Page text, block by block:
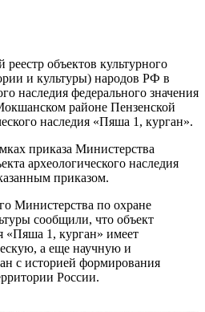
объектов культурного
и культуры) народов РФ в
наследия федерального значения
районе Пензенской
наследия «Пяша 1, курган».
приказа Министерства
археологического наследия
приказом.
Министерства по охране
сообщили, что объект
«Пяша 1, курган» имеет
а еще научную и
с историей формирования
России.